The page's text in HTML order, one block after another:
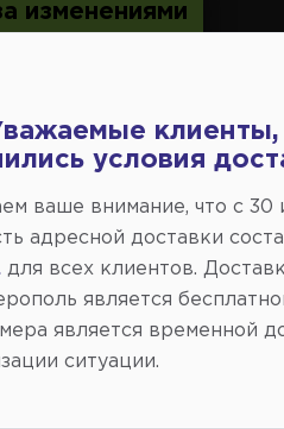
изменениями
к оплате карты
центр:
клиенты,
условия
ваше внимание, что c 30
адресной доставки
для всех клиентов.
является
является временной
ситуации.